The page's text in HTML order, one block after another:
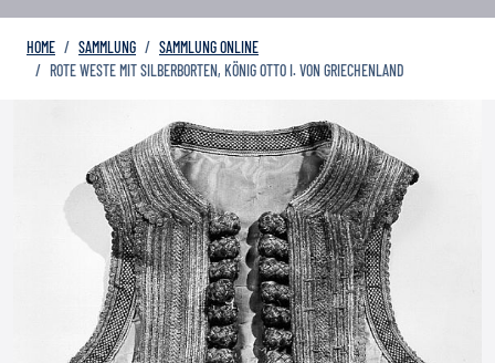
HOME SAMMLUNG
SAMMLUNG ONLINE
ROTE WESTE MIT SILBERBORTEN, KÖNIG OTTO I. VON GRIECHENLAND